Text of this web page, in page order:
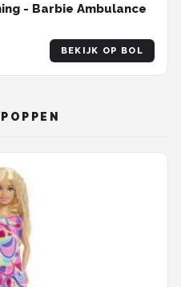
- Barbie Ambulance
BEKIJK OP BOL